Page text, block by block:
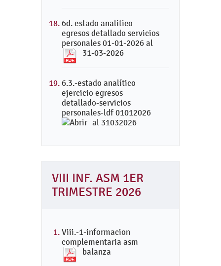
6d. estado analitico
egresos detallado servicios
personales 01-01-2026 al
31-03-2026
6.3.-estado analítico
ejercicio egresos
detallado-servicios
personales-ldf 01012026
al 31032026
VIII INF. ASM 1ER
TRIMESTRE 2026
Viii.-1-informacion
complementaria asm
balanza